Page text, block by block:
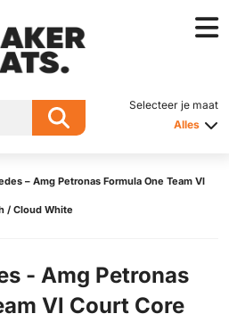
Selecteer je maat
Alles
– Amg Petronas Formula One Team Vl
/ Cloud White
- Amg Petronas
Vl Court Core